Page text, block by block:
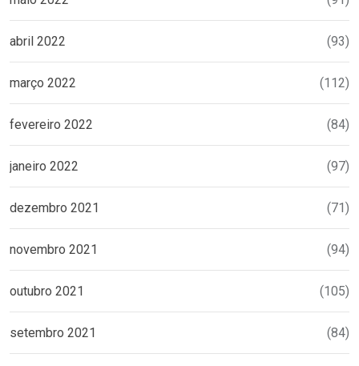
abril 2022 (93)
março 2022 (112)
fevereiro 2022 (84)
janeiro 2022 (97)
dezembro 2021 (71)
novembro 2021 (94)
outubro 2021 (105)
setembro 2021 (84)